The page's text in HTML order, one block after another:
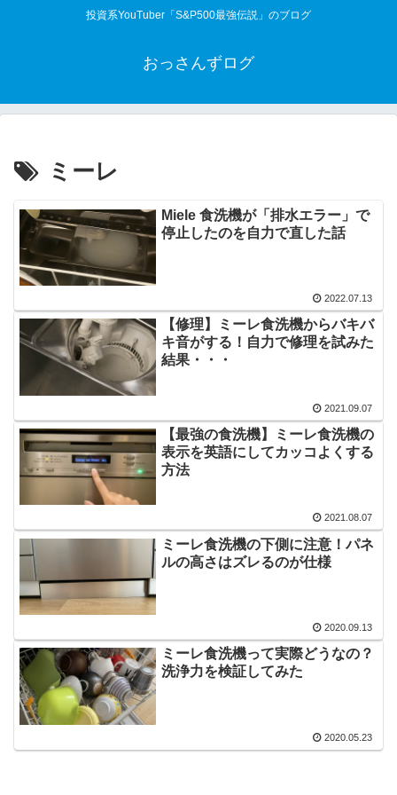
投資系YouTuber「S&P500最強伝説」のブログ
おっさんずログ
ミーレ
Miele 食洗機が「排水エラー」で
停止したのを自力で直した話
2022.07.13
【修理】ミーレ食洗機からバキバ
キ音がする！自力で修理を試みた
結果・・・
2021.09.07
【最強の食洗機】ミーレ食洗機の
表示を英語にしてカッコよくする
方法
2021.08.07
ミーレ食洗機の下側に注意！パネ
ルの高さはズレるのが仕様
2020.09.13
ミーレ食洗機って実際どうなの？
洗浄力を検証してみた
2020.05.23